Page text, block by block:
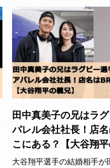
田中真美子の兄はラ
パレル会社社長！店
こにある？【大谷翔平
大谷翔平選手の結婚相手が